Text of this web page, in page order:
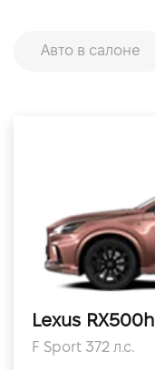
Авто в салоне
Lexus RX500h
F Sport 372 л.с.